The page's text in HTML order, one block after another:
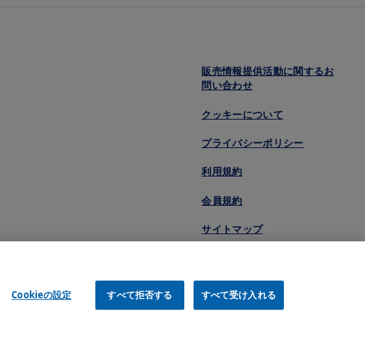
販売情報提供活動に関するお
問い合わせ
クッキーについて
プライバシーポリシー
利用規約
会員規約
サイトマップ
Cookieの設定 すべて拒否する すべて受け入れる